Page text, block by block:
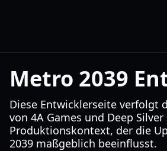
Metro 2039
Diese Entwicklerseite verfolgt
von 4A Games und Deep
Produktionskontext, der die
2039 maßgeblich beeinflusst.